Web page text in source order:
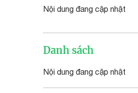
Nội dung đang cập nhật
Danh sách
Nội dung đang cập nhật